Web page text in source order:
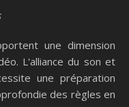
L'alliance du son et
une préparation
des règles en